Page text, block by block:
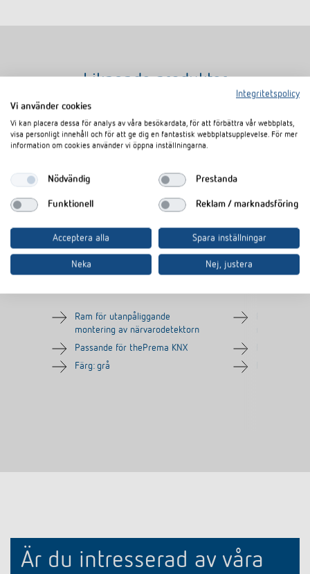
Liknande produkter
AP-ram 110B GR
Artikelnr 9070919
Ram för utanpåliggande
montering av närvarodetektorn
Passande för thePrema KNX
Färg: grå
AP-ram 110B
Artikelnr 9070918
Är du intresserad av våra
Integritetspolicy
Vi använder cookies
Vi kan placera dessa för analys av våra besökardata, för att förbättra vår webbplats,
visa personligt innehåll och för att ge dig en fantastisk webbplatsupplevelse. För mer
information om cookies använder vi öppna inställningarna.
Nödvändig Prestanda
Funktionell Reklam / marknadsföring
Acceptera alla Spara inställningar
Neka Nej, justera